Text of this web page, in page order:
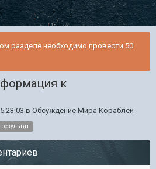
разделе необходимо провести 50
к
в Обсуждение Мира Кораблей
результат